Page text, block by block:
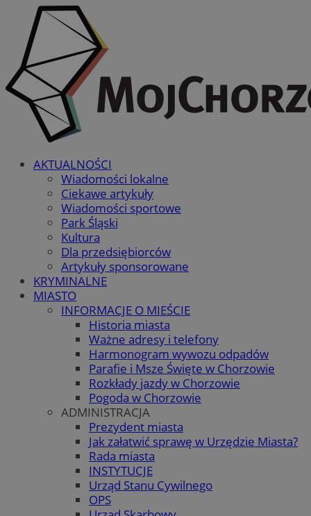
AKTUALNOŚCI
Wiadomości lokalne
Ciekawe artykuły
Wiadomości sportowe
Park Śląski
Kultura
Dla przedsiębiorców
Artykuły sponsorowane
KRYMINALNE
MIASTO
INFORMACJE O MIEŚCIE
Historia miasta
Ważne adresy i telefony
Harmonogram wywozu odpadów
Parafie i Msze Święte w Chorzowie
Rozkłady jazdy w Chorzowie
Pogoda w Chorzowie
ADMINISTRACJA
Prezydent miasta
Jak załatwić sprawę w Urzędzie Miasta?
Rada miasta
INSTYTUCJE
Urząd Stanu Cywilnego
OPS